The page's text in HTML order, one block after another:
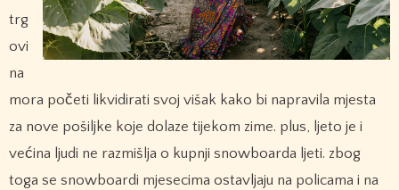
trg
ovi
na
mora početi likvidirati svoj višak kako bi napravila mjesta
za nove pošiljke koje dolaze tijekom zime. plus, ljeto je i
većina ljudi ne razmišlja o kupnji snowboarda ljeti. zbog
toga se snowboardi mjesecima ostavljaju na policama i na